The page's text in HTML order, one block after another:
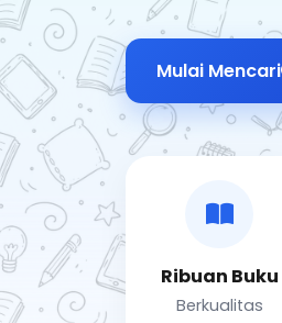
Mulai Mencari
Ribuan Buku
Berkualitas